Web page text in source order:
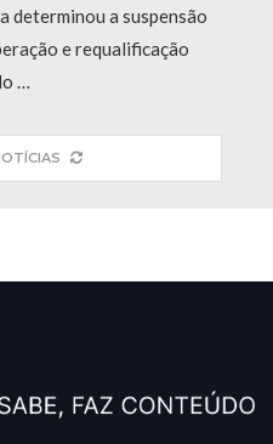
determinou a suspensão
e requalificação
…